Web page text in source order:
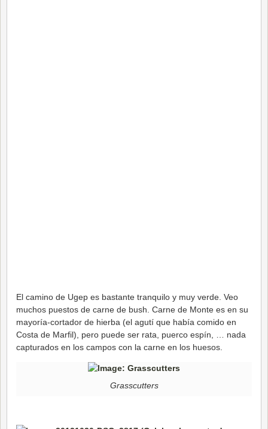
El camino de Ugep es bastante tranquilo y muy verde. Veo
muchos puestos de carne de bush. Carne de Monte es en su
mayoría-cortador de hierba (el agutí que había comido en
Costa de Marfil), pero puede ser rata, puerco espín, … nada
capturados en los campos con la carne en los huesos.
Grasscutters